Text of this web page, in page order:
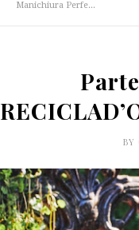
Manichiura Perfe...
BY